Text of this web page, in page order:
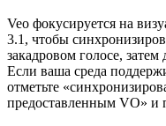
Veo фокусируется на
3.1, чтобы
закадровом голосе,
Если ваша среда
отметьте
предоставленным VO» и